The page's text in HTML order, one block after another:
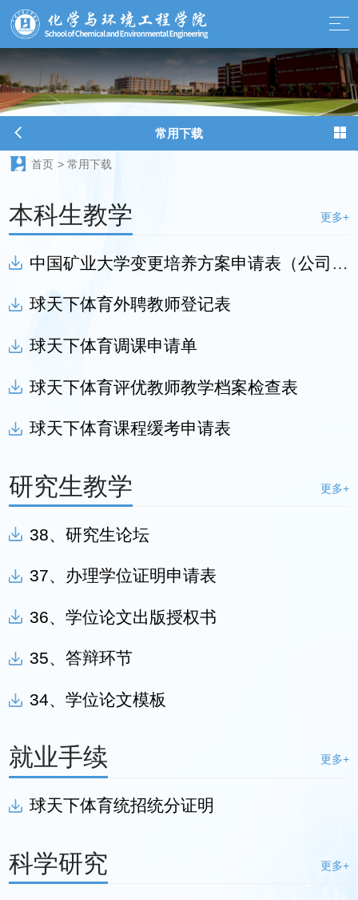
球天下-最新体育新闻、赛事报道、足球篮球资讯
常用下载
首页 > 常用下载
本科生教学 更多+
中国矿业大学变更培养方案申请表（公司用表）
球天下体育外聘教师登记表
球天下体育调课申请单
球天下体育评优教师教学档案检查表
球天下体育课程缓考申请表
研究生教学 更多+
38、研究生论坛
37、办理学位证明申请表
36、学位论文出版授权书
35、答辩环节
34、学位论文模板
就业手续 更多+
球天下体育统招统分证明
科学研究 更多+